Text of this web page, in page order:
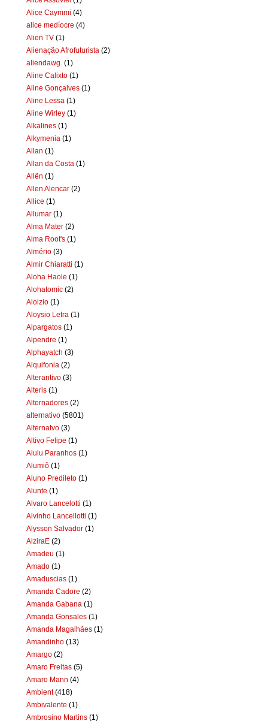
Alice Caymmi (4)
alice medíocre (4)
Alien TV (1)
Alienação Afrofuturista (2)
aliendawg. (1)
Aline Calixto (1)
Aline Gonçalves (1)
Aline Lessa (1)
Aline Wirley (1)
Alkalines (1)
Alkymenia (1)
Allan (1)
Allan da Costa (1)
Allën (1)
Allen Alencar (2)
Allice (1)
Allumar (1)
Alma Mater (2)
Alma Root's (1)
Almério (3)
Almir Chiaratti (1)
Aloha Haole (1)
Alohatomic (2)
Aloizio (1)
Aloysio Letra (1)
Alpargatos (1)
Alpendre (1)
Alphayatch (3)
Alquifonia (2)
Alterantivo (3)
Alteris (1)
Alternadores (2)
alternativo (5801)
Alternatvo (3)
Altivo Felipe (1)
Alulu Paranhos (1)
Alumiô (1)
Aluno Predileto (1)
Alunte (1)
Alvaro Lancelotti (1)
Alvinho Lancellotti (1)
Alysson Salvador (1)
AlziraE (2)
Amadeu (1)
Amado (1)
Amaduscias (1)
Amanda Cadore (2)
Amanda Gabana (1)
Amanda Gonsales (1)
Amanda Magalhães (1)
Amandinho (13)
Amargo (2)
Amaro Freitas (5)
Amaro Mann (4)
Ambient (418)
Ambivalente (1)
Ambrosino Martins (1)